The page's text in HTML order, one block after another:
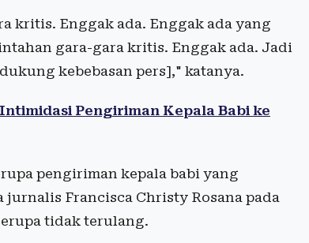
kritis. Enggak ada. Enggak ada yang
gara-gara kritis. Enggak ada. Jadi
kebebasan pers]," katanya.
Pengiriman Kepala Babi ke
pengiriman kepala babi yang
Francisca Christy Rosana pada
tidak terulang.